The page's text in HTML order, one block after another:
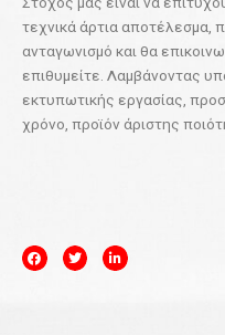
τεχνικά άρτια αποτέλεσμα,
ανταγωνισμό και θα
επιθυμείτε. Λαμβάνοντας
εκτυπωτικής εργασίας,
χρόνο, προϊόν άριστης